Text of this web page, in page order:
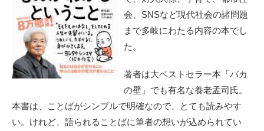
会、SNSなど現代社会の諸問題
まで多岐にわたる内容の本でし
た。
著者は大ベストセラー本「バカ
の壁」でも有名な養老孟司氏。
本書は、ことばがシンプルで明確なので、とても読みやす
い。けれど、語られることばに筆者の想いが込められてい